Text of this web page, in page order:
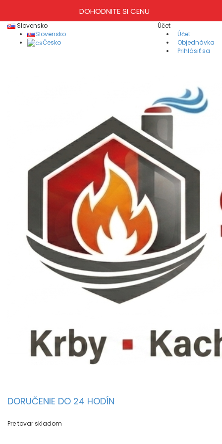
DOHODNITE SI CENU
Účet
Účet
Objednávka
Prihlásiť sa
Slovensko
Slovensko
Česko
DORUČENIE DO 24 HODÍN
Pre tovar skladom